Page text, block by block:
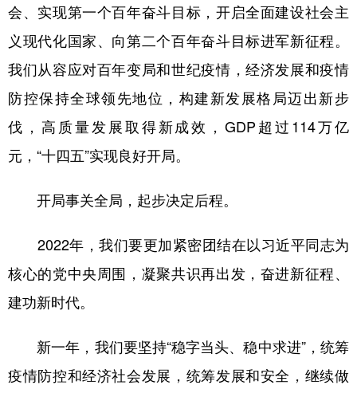
会、实现第一个百年奋斗目标，开启全面建设社会主
义现代化国家、向第二个百年奋斗目标进军新征程。
我们从容应对百年变局和世纪疫情，经济发展和疫情
防控保持全球领先地位，构建新发展格局迈出新步
伐，高质量发展取得新成效，GDP超过114万亿
元，“十四五”实现良好开局。
开局事关全局，起步决定后程。
2022年，我们要更加紧密团结在以习近平同志为
核心的党中央周围，凝聚共识再出发，奋进新征程、
建功新时代。
新一年，我们要坚持“稳字当头、稳中求进”，统筹
疫情防控和经济社会发展，统筹发展和安全，继续做